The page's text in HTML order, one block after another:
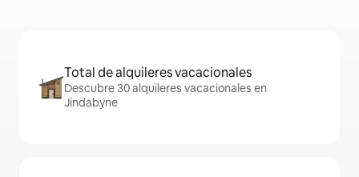
Total de alquileres vacacionales
Descubre 30 alquileres vacacionales en
Jindabyne